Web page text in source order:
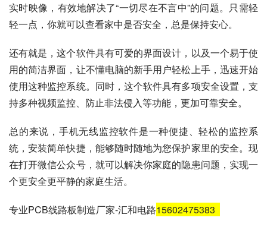
实时映像，有效地解决了“一切尽在不言中”的问题。只需轻
轻一点，你就可以查看家中是否安全，总是保持安心。
还有就是，这个软件具有可爱的界面设计，以及一个易于使
用的简洁界面，让不懂电脑的新手用户轻松上手，迅速开始
使用这种监控系统。同时，这个软件具有多项安全设置，支
持多种视频监控、防止非法侵入等功能，更加可靠安全。
总的来说，手机无线监控软件是一种便捷、轻松的监控系
统，安装简单快捷，能够随时随地为您保护家里的安全。现
在打开微信公众号，就可以解决你家庭的隐患问题，实现一
个更安全更平静的家庭生活。
专业PCB线路板制造厂家-汇和电路15602475383